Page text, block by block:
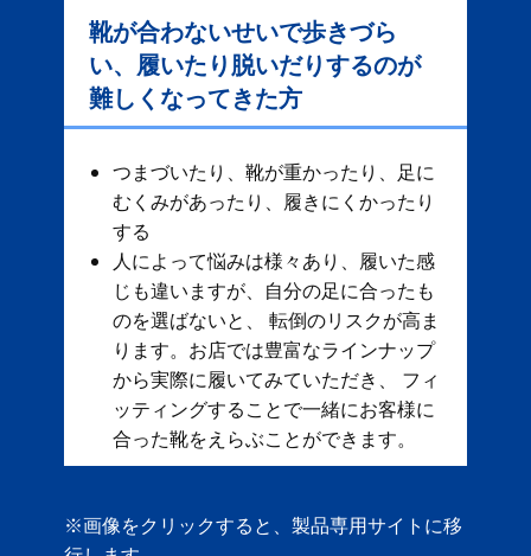
靴が合わないせいで歩きづら
い、履いたり脱いだりするのが
難しくなってきた方
つまづいたり、靴が重かったり、足に
むくみがあったり、履きにくかったり
する
人によって悩みは様々あり、履いた感
じも違いますが、自分の足に合ったも
のを選ばないと、 転倒のリスクが高ま
ります。お店では豊富なラインナップ
から実際に履いてみていただき、 フィ
ッティングすることで一緒にお客様に
合った靴をえらぶことができます。
※画像をクリックすると、製品専用サイトに移